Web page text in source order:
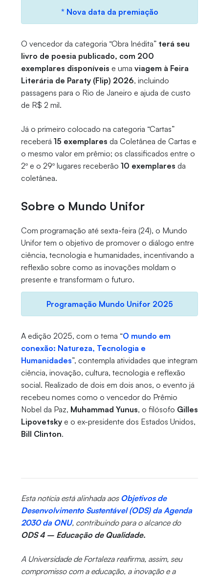
* Nova data da premiação
O vencedor da categoria “Obra Inédita” terá seu
livro de poesia publicado, com 200
exemplares disponíveis e uma viagem à Feira
Literária de Paraty (Flip) 2026, incluindo
passagens para o Rio de Janeiro e ajuda de custo
de R$ 2 mil.
Já o primeiro colocado na categoria “Cartas”
receberá 15 exemplares da Coletânea de Cartas e
o mesmo valor em prêmio; os classificados entre o
2º e o 29º lugares receberão 10 exemplares da
coletânea.
Sobre o Mundo Unifor
Com programação até sexta-feira (24), o Mundo
Unifor tem o objetivo de promover o diálogo entre
ciência, tecnologia e humanidades, incentivando a
reflexão sobre como as inovações moldam o
presente e transformam o futuro.
Programação Mundo Unifor 2025
A edição 2025, com o tema “O mundo em
conexão: Natureza, Tecnologia e
Humanidades”, contempla atividades que integram
ciência, inovação, cultura, tecnologia e reflexão
social. Realizado de dois em dois anos, o evento já
recebeu nomes como o vencedor do Prêmio
Nobel da Paz, Muhammad Yunus, o filósofo Gilles
Lipovetskye o ex-presidente dos Estados Unidos,
Bill Clinton.
Esta notícia está alinhada aos Objetivos de
Desenvolvimento Sustentável (ODS) da Agenda
2030 da ONU, contribuindo para o alcance do
ODS 4 – Educação de Qualidade.
A Universidade de Fortaleza reafirma, assim, seu
compromisso com a educação, a inovação e a